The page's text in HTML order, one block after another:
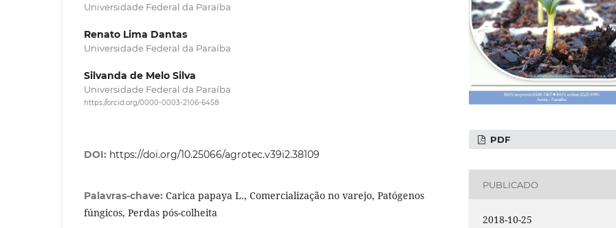
Universidade Federal da Paraíba
Renato Lima Dantas
Universidade Federal da Paraíba
Silvanda de Melo Silva
Universidade Federal da Paraíba
https://orcid.org/0000-0003-2106-6458
DOI: https://doi.org/10.25066/agrotec.v39i2.38109
Palavras-chave: Carica papaya L., Comercialização no varejo, Patógenos
fúngicos, Perdas pós-colheita
PDF
PUBLICADO
2018-10-25